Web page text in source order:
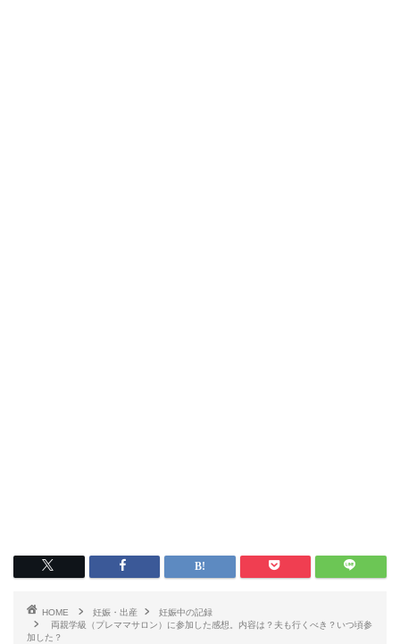
HOME 妊娠・出産
妊娠中の記録
両親学級（プレママサロン）に参加した感想。内容は？夫も行くべき？いつ頃参
加した？